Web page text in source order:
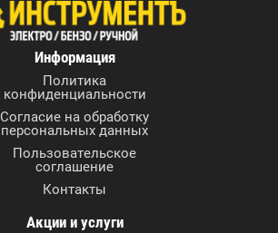
Информация
Политика
конфиденциальности
Согласие на обработку
персональных данных
Пользовательское
соглашение
Контакты
Акции и услуги